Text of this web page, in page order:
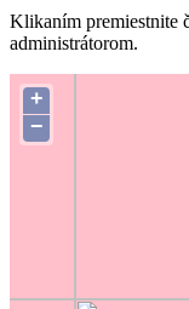
Klikaním premiestnite
administrátorom.
+
−